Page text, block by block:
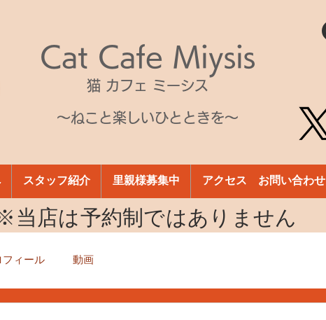
Cat Cafe Miysis
猫 カフェ ミーシス
～ねこと楽しいひとときを～
スタッフ紹介 里親様募集中 アクセス お問い合わせ
当店は予約制ではありません
ィール 動画